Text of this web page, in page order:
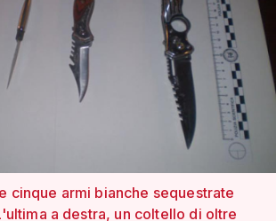
cinque armi bianche sequestrate
a destra, un coltello di oltre